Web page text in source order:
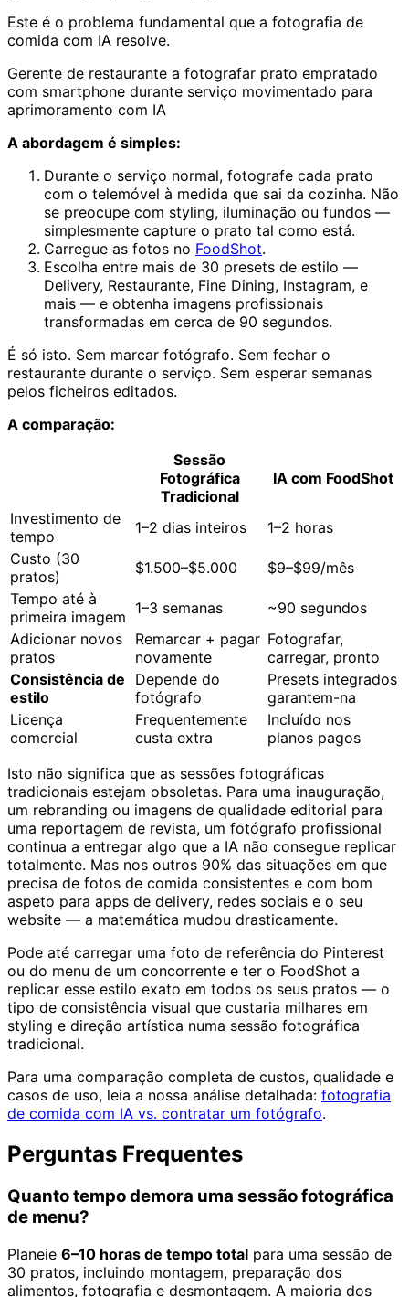
Este é o problema fundamental que a fotografia de
comida com IA resolve.
Gerente de restaurante a fotografar prato empratado
com smartphone durante serviço movimentado para
aprimoramento com IA
A abordagem é simples:
Durante o serviço normal, fotografe cada prato
com o telemóvel à medida que sai da cozinha. Não
se preocupe com styling, iluminação ou fundos —
simplesmente capture o prato tal como está.
Carregue as fotos no FoodShot.
Escolha entre mais de 30 presets de estilo —
Delivery, Restaurante, Fine Dining, Instagram, e
mais — e obtenha imagens profissionais
transformadas em cerca de 90 segundos.
É só isto. Sem marcar fotógrafo. Sem fechar o
restaurante durante o serviço. Sem esperar semanas
pelos ficheiros editados.
A comparação:
Sessão
Fotográfica
Tradicional
IA com FoodShot
Investimento de
tempo
1–2 dias inteiros
1–2 horas
Custo (30
pratos)
$1.500–$5.000
$9–$99/mês
Tempo até à
primeira imagem 1–3 semanas
~90 segundos
Adicionar novos
pratos
Remarcar + pagar
novamente
Fotografar,
carregar, pronto
Consistência de
estilo
Depende do
fotógrafo
Presets integrados
garantem-na
Licença
comercial
Frequentemente
custa extra
Incluído nos
planos pagos
Isto não significa que as sessões fotográficas
tradicionais estejam obsoletas. Para uma inauguração,
um rebranding ou imagens de qualidade editorial para
uma reportagem de revista, um fotógrafo profissional
continua a entregar algo que a IA não consegue replicar
totalmente. Mas nos outros 90% das situações em que
precisa de fotos de comida consistentes e com bom
aspeto para apps de delivery, redes sociais e o seu
website — a matemática mudou drasticamente.
Pode até carregar uma foto de referência do Pinterest
ou do menu de um concorrente e ter o FoodShot a
replicar esse estilo exato em todos os seus pratos — o
tipo de consistência visual que custaria milhares em
styling e direção artística numa sessão fotográfica
tradicional.
Para uma comparação completa de custos, qualidade e
casos de uso, leia a nossa análise detalhada: fotografia
de comida com IA vs. contratar um fotógrafo.
Perguntas Frequentes
Quanto tempo demora uma sessão fotográfica
de menu?
Planeie 6–10 horas de tempo total para uma sessão de
30 pratos, incluindo montagem, preparação dos
alimentos, fotografia e desmontagem. A maioria dos